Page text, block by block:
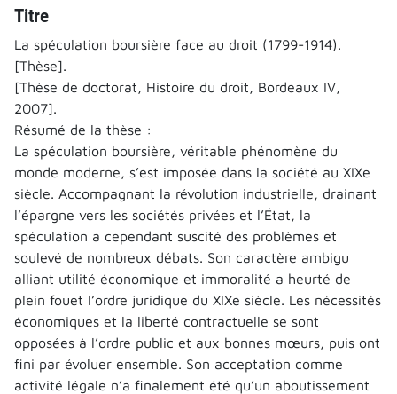
Titre
La spéculation boursière face au droit (1799-1914).
[Thèse].
[Thèse de doctorat, Histoire du droit, Bordeaux IV,
2007].
Résumé de la thèse :
La spéculation boursière, véritable phénomène du
monde moderne, s’est imposée dans la société au XIXe
siècle. Accompagnant la révolution industrielle, drainant
l’épargne vers les sociétés privées et l’État, la
spéculation a cependant suscité des problèmes et
soulevé de nombreux débats. Son caractère ambigu
alliant utilité économique et immoralité a heurté de
plein fouet l’ordre juridique du XIXe siècle. Les nécessités
économiques et la liberté contractuelle se sont
opposées à l’ordre public et aux bonnes mœurs, puis ont
fini par évoluer ensemble. Son acceptation comme
activité légale n’a finalement été qu’un aboutissement